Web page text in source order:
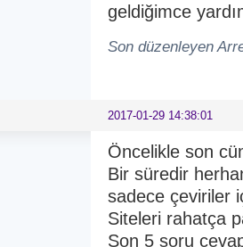
geldiğimce
Son düzenleyen
2017-01-29 14:38:01
Öncelikle son
Bir süredir
sadece çeviriler
Siteleri rahatça
Son 5 soru